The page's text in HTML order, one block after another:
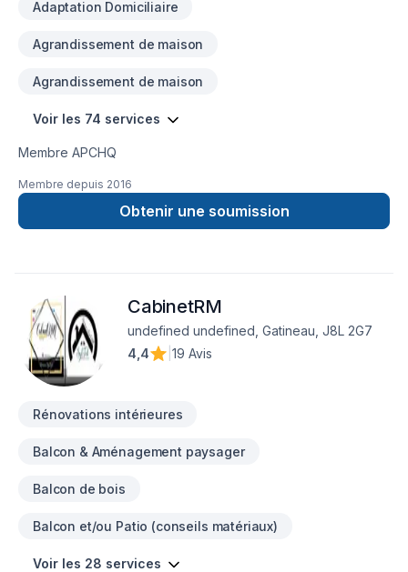
Adaptation Domiciliaire
Agrandissement de maison
Agrandissement de maison
Voir les 74 services
Membre APCHQ
Membre depuis 2016
Obtenir une soumission
CabinetRM
undefined undefined, Gatineau, J8L 2G7
4,4
19 Avis
Rénovations intérieures
Balcon & Aménagement paysager
Balcon de bois
Balcon et/ou Patio (conseils matériaux)
Voir les 28 services